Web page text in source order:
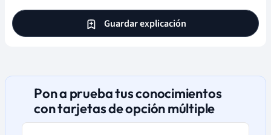
Guardar explicación
Pon a prueba tus conocimientos
con tarjetas de opción múltiple